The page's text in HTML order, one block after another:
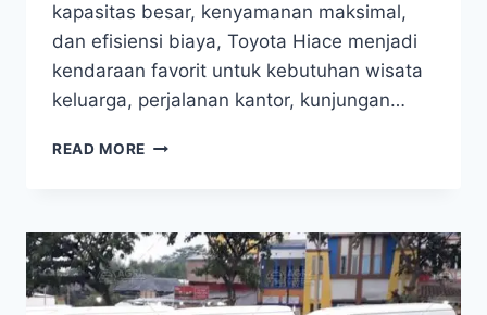
kapasitas besar, kenyamanan maksimal,
dan efisiensi biaya, Toyota Hiace menjadi
kendaraan favorit untuk kebutuhan wisata
keluarga, perjalanan kantor, kunjungan…
READ MORE SEWA
TRANSPORTASI
NYAMAN
DAN
EFISIEN